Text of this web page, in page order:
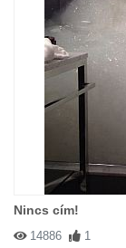
Nincs cím!
14886 1